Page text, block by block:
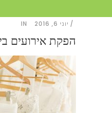
יוני 6, 2016 IN
הפקת אירועים